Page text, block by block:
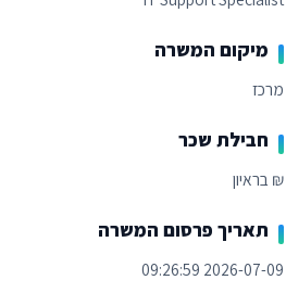
מיקום המשרה
מרכז
חבילת שכר
₪ בראיון
תאריך פרסום המשרה
2026-07-09 09:26:59